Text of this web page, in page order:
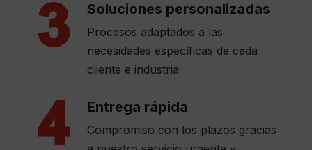
Soluciones personalizadas
Procesos adaptados a las
necesidades específicas de cada
cliente e industria
Entrega rápida
Compromiso con los plazos gracias